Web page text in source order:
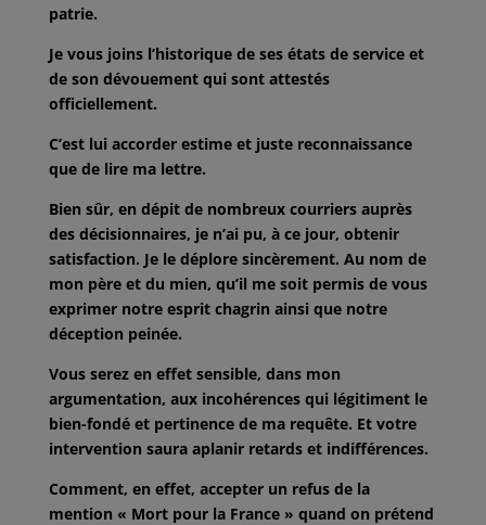
patrie.
Je vous joins l’historique de ses états de service et
de son dévouement qui sont attestés
officiellement.
C’est lui accorder estime et juste reconnaissance
que de lire ma lettre.
Bien sûr, en dépit de nombreux courriers auprès
des décisionnaires, je n’ai pu, à ce jour, obtenir
satisfaction. Je le déplore sincèrement. Au nom de
mon père et du mien, qu’il me soit permis de vous
exprimer notre esprit chagrin ainsi que notre
déception peinée.
Vous serez en effet sensible, dans mon
argumentation, aux incohérences qui légitiment le
bien-fondé et pertinence de ma requête. Et votre
intervention saura aplanir retards et indifférences.
Comment, en effet, accepter un refus de la
mention « Mort pour la France » quand on prétend